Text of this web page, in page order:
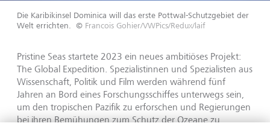
Die Karibikinsel Dominica will das erste Pottwal-Schutzgebiet der
Welt errichten.
© Francois Gohier/VWPics/Redux/laif
Pristine Seas startete 2023 ein neues ambitiöses Projekt:
The Global Expedition. Spezialistinnen und Spezialisten aus
Wissenschaft, Politik und Film werden während fünf
Jahren an Bord eines Forschungsschiffes unterwegs sein,
um den tropischen Pazifik zu erforschen und Regierungen
bei ihren Bemühungen zum Schutz der Ozeane zu